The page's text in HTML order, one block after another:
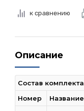
к сравнению
Описание
Состав комплекта
Номер
Название